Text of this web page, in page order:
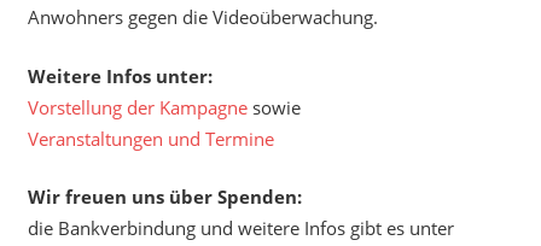
Anwohners gegen die Videoüberwachung.
Weitere Infos unter:
Vorstellung der Kampagne sowie
Veranstaltungen und Termine
Wir freuen uns über Spenden:
die Bankverbindung und weitere Infos gibt es unter